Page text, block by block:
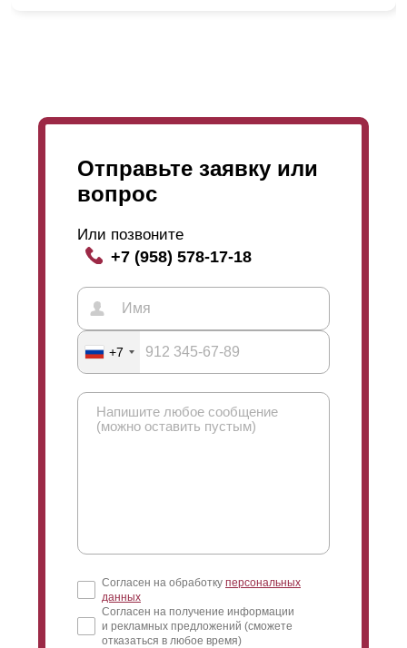
Также мы предоставляем возможность для Вас
выбрать глубину 50; 60; 80 мм и высоту
1,5 мм. С увеличением глубины секции,
увеличивается и высоталамели. А чем больше
приобретает массивности. Глубина секции и
ламелиникаким образом не действует на
срок эксплуатации забора. Менеджеры помогут вам с
выбором и продемонстрируют образцы.
То есть, выбирая забор Вы можете быть уверенны в
его качестве, главное рассчитывайте на свои
пожелания и желаемую суму стоимости готового
Отправьте заявку или
вопрос
Или позвоните
+7 (958) 578-17-18
+7
Согласен на обработку персональных
данных
Согласен на получение информации
и рекламных предложений (сможете
отказаться в любое время)